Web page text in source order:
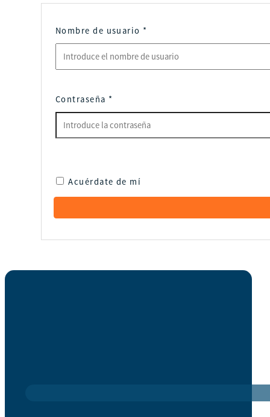
Nombre de usuario *
Contraseña *
Acuérdate de mí